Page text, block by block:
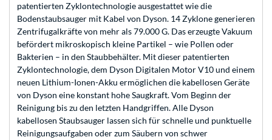
patentierten Zyklontechnologie ausgestattet wie die
Bodenstaubsauger mit Kabel von Dyson. 14 Zyklone generieren
Zentrifugalkräfte von mehr als 79.000 G. Das erzeugte Vakuum
befördert mikroskopisch kleine Partikel – wie Pollen oder
Bakterien – in den Staubbehälter. Mit dieser patentierten
Zyklontechnologie, dem Dyson Digitalen Motor V10 und einem
neuen Lithium-Ionen-Akku ermöglichen die kabellosen Geräte
von Dyson eine konstant hohe Saugkraft. Vom Beginn der
Reinigung bis zu den letzten Handgriffen. Alle Dyson
kabellosen Staubsauger lassen sich für schnelle und punktuelle
Reinigungsaufgaben oder zum Säubern von schwer